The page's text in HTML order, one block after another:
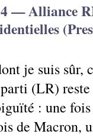
— Alliance
je suis sûr,
(LR) reste
: une
de Macron,